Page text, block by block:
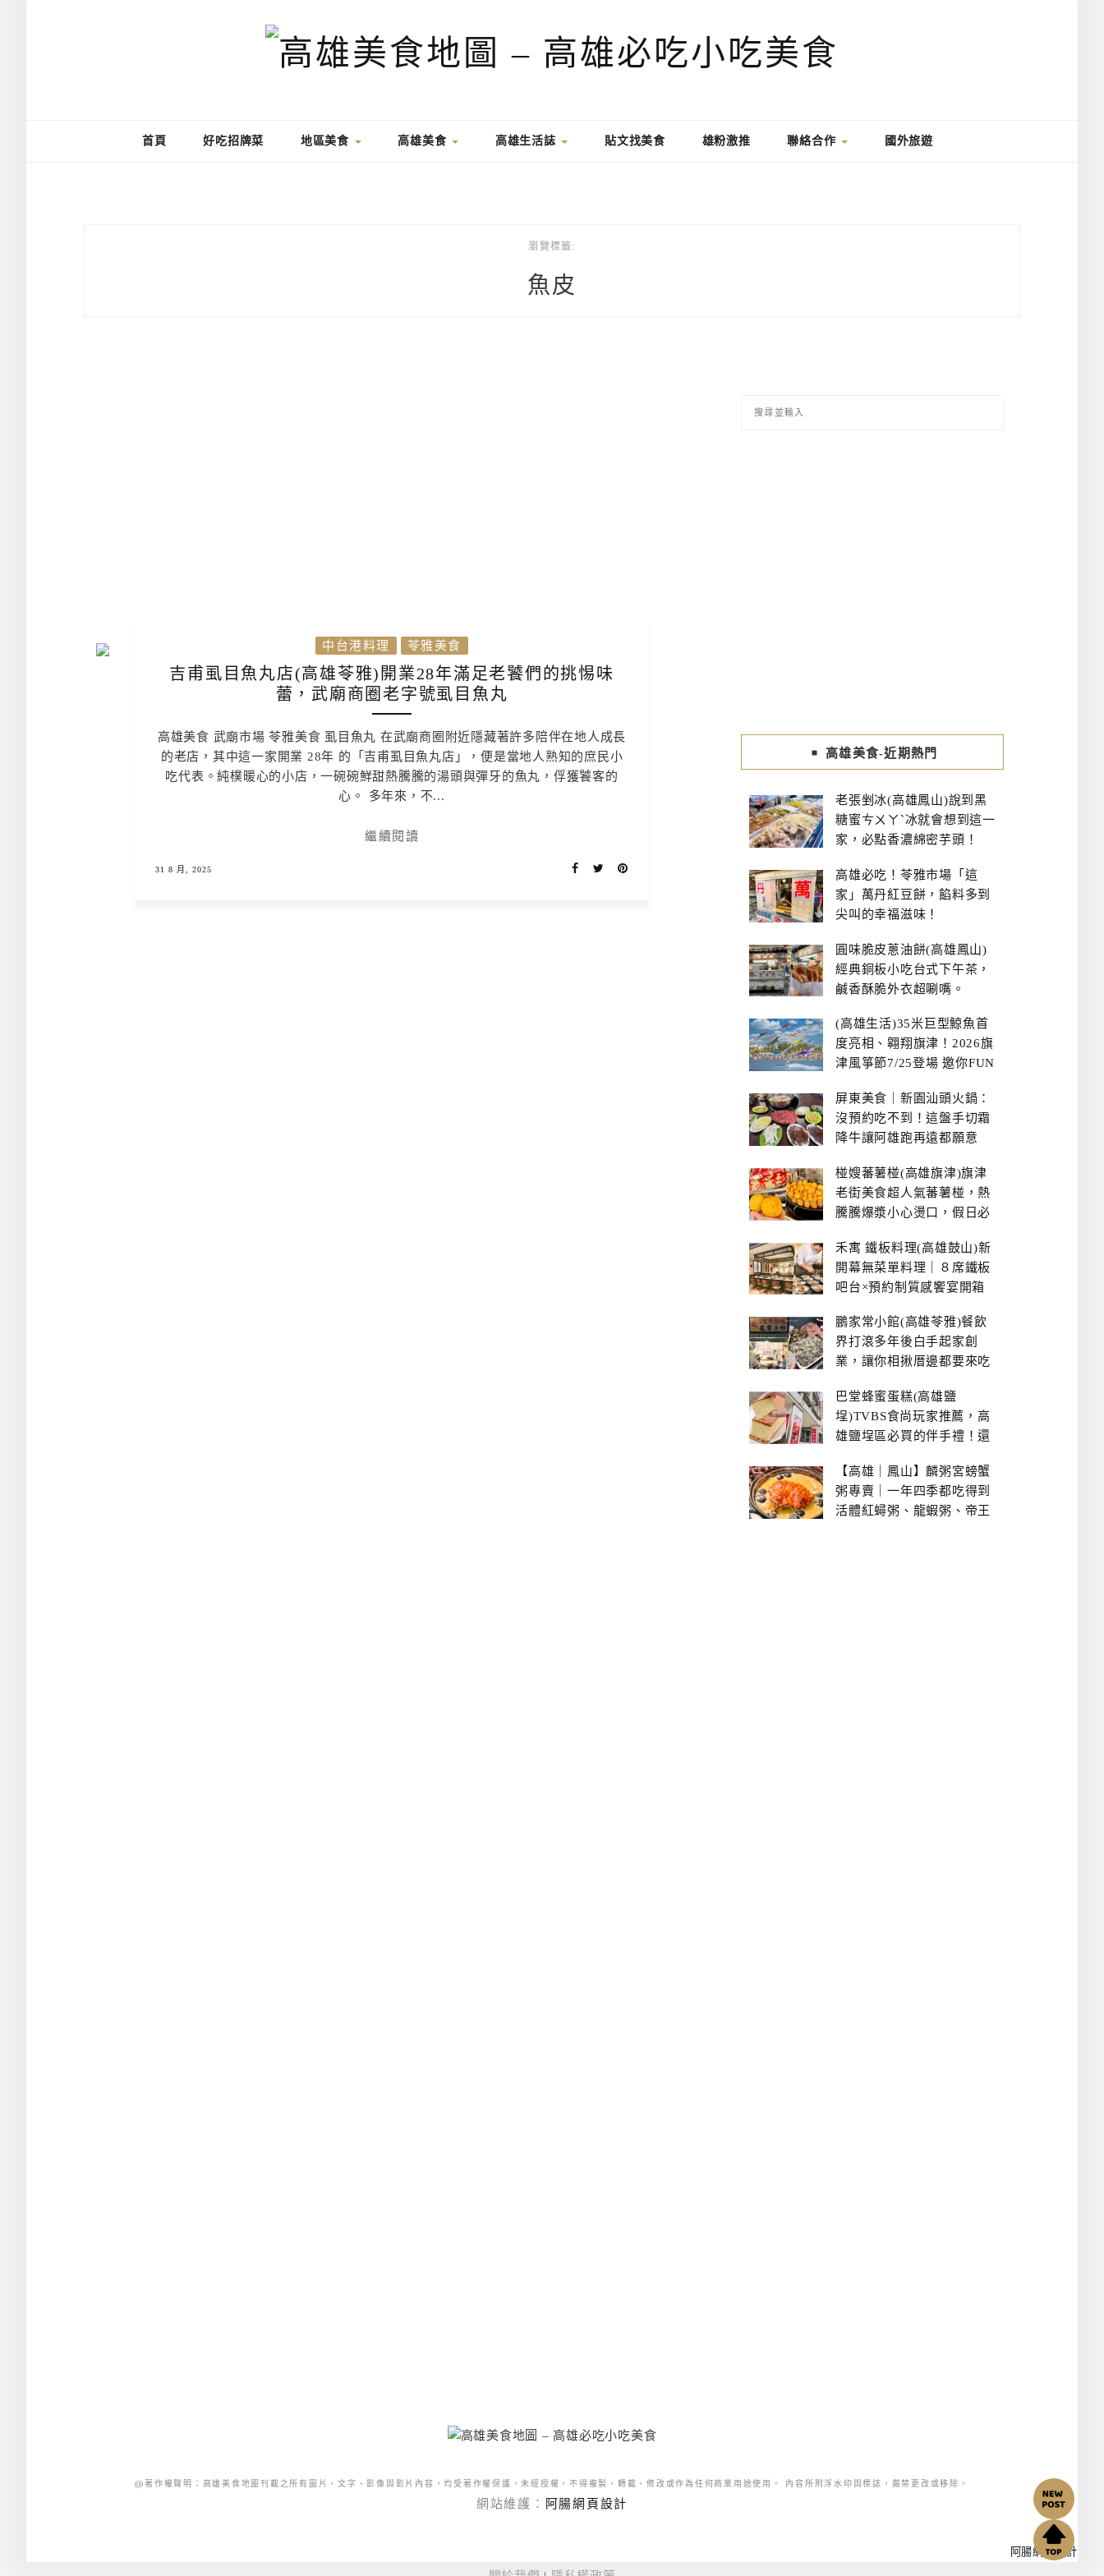
首頁 好吃招牌菜 地區美食 高雄美食 高雄生活誌 貼文找美食 雄粉激推 聯絡合作 國外旅遊
瀏覽標籤:
魚皮
中台港料理 苓雅美食
吉甫虱目魚丸店(高雄苓雅)開業28年滿足老饕們的挑惕味
蕾，武廟商圈老字號虱目魚丸
高雄美食 武廟市場 苓雅美食 虱目魚丸 在武廟商圈附近隱藏著許多陪伴在地人成長
的老店，其中這一家開業 28年 的「吉甫虱目魚丸店」，便是當地人熟知的庶民小
吃代表。純樸暖心的小店，一碗碗鮮甜熱騰騰的湯頭與彈牙的魚丸，俘獲饕客的
心。 多年來，不...
繼續閱讀
31 8 月, 2025
高雄美食-近期熱門
老張剉冰(高雄鳳山)說到黑
糖蜜ㄘㄨㄚˋ冰就會想到這一
家，必點香濃綿密芋頭！
高雄必吃！苓雅市場「這
家」萬丹紅豆餅，餡料多到
尖叫的幸福滋味！
圓味脆皮蔥油餅(高雄鳳山)
經典銅板小吃台式下午茶，
鹹香酥脆外衣超唰嘴。
(高雄生活)35米巨型鯨魚首
度亮相、翱翔旗津！2026旗
津風箏節7/25登場 邀你FUN
屏東美食｜新園汕頭火鍋：
沒預約吃不到！這盤手切霜
降牛讓阿雄跑再遠都願意
椪嫂蕃薯椪(高雄旗津)旗津
老街美食超人氣蕃薯椪，熱
騰騰爆漿小心燙口，假日必
禾寓 鐵板料理(高雄鼓山)新
開幕無菜單料理｜８席鐵板
吧台×預約制質感饗宴開箱
鵬家常小館(高雄苓雅)餐飲
界打滾多年後白手起家創
業，讓你相揪厝邊都要來吃
巴堂蜂蜜蛋糕(高雄鹽
埕)TVBS食尚玩家推薦，高
雄鹽埕區必買的伴手禮！還
【高雄｜鳳山】麟粥宮螃蟹
粥專賣｜一年四季都吃得到
活體紅蟳粥、龍蝦粥、帝王
@著作權聲明：高雄美食地圖刊載之所有圖片、文字、影像與影片內容，均受著作權保護。未經授權，不得複製、轉載、修改或作為任何商業用途使用。 內容所附浮水印與標誌，嚴禁更改或移除。
網站維護： 阿腸網頁設計
阿腸網頁設計